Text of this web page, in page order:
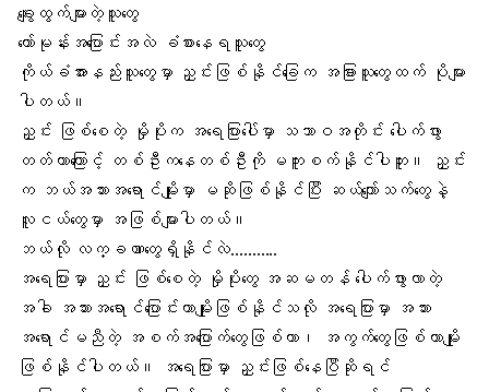
ချွေးထွက်များ တဲ့သူတွေ
ဟော်မုန်းအပြောင်းအလဲခံစားနေရသူတွေ
ကိုယ်ခံအားနည်းသူတွေမှာ ညှင်းဖြစ်နိုင်ခြေက အခြားသူတွေထက် ပိုများ
ပါတယ်။
ညှင်း ဖြစ်စေတဲ့ မှိုပိုးက အရေပြားပေါ်မှာ သဘာဝအတိုင်း ပေါက်ဖွား
တတ်တာကြောင့် တစ်ဦးကနေတစ်ဦးကို မကူးစက်နိုင်ပါဘူး။ ညှင်း
က ဘယ်အသားအရောင်မျိုးမှာ မဆိုဖြစ်နိုင်ပြီး ဆယ်ကျော်သက်တွေနဲ့
လူငယ်တွေမှာ အဖြစ်များပါတယ်။
ဘယ်လို လက္ခဏာတွေရှိနိုင်လဲ………..
အရေပြားမှာ ညှင်း ဖြစ်စေတဲ့ မှိုပိုးတွေ အဆမတန် ပေါက်ဖွားလာတဲ့
အခါ အသားအရောင်ပြောင်းတာမျိုးဖြစ်နိုင်သလို အရေပြားမှာ အသား
အရောင်မညီတဲ့ အစက်အပြောက်တွေဖြစ်တာ၊ အကွက်တွေဖြစ်တာမျိုး
ဖြစ်နိုင်ပါတယ်။ အရေပြားမှာ ညှင်းဖြစ်နေပြီဆိုရင်